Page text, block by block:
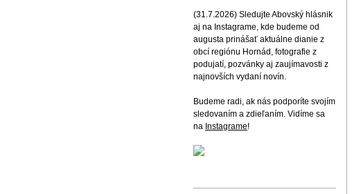
(31.7.2026) Sledujte Abovský hlásnik
aj na Instagrame, kde budeme od
augusta prinášať aktuálne dianie z
obcí regiónu Hornád, fotografie z
podujatí, pozvánky aj zaujímavosti z
najnovších vydaní novín.
Budeme radi, ak nás podporíte svojím
sledovaním a zdieľaním. Vidíme sa
na Instagrame!